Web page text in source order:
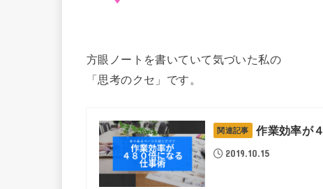
方眼ノートを書いていて気づいた私の
「思考のクセ」です。
関連記事 作業効率が
2019.10.15